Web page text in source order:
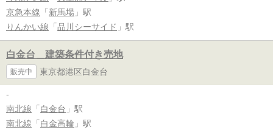
京急本線 「 新馬場 」駅
りんかい線 「 品川シーサイド 」駅
白金台＿建築条件付き売地
販売中 東京都港区白金台
-
南北線 「 白金台 」駅
南北線 「 白金高輪 」駅